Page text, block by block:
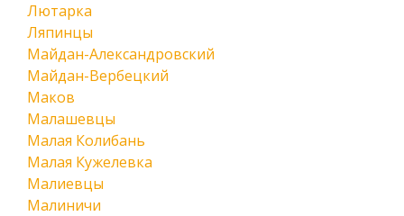
Лютарка
Ляпинцы
Майдан-Александровский
Майдан-Вербецкий
Маков
Малашевцы
Малая Колибань
Малая Кужелевка
Малиевцы
Малиничи